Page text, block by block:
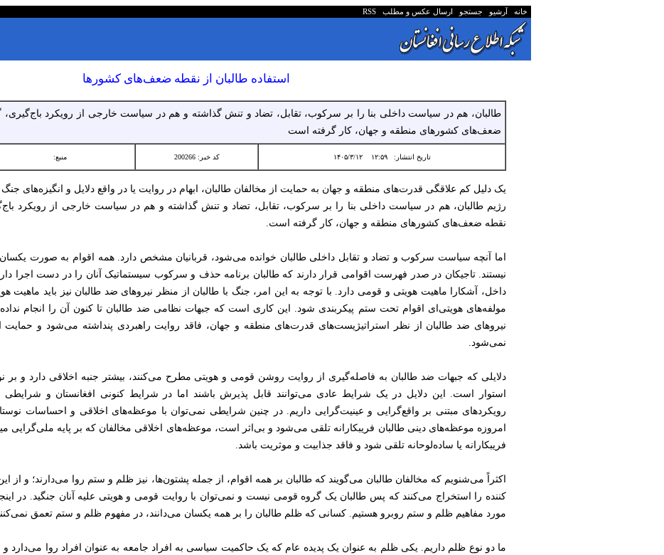
خانه آرشیو جستجو ارسال عکس و مطلب RSS
استفاده طالبان از نقطه ضعف‌های کشورها
طالبان، هم در سیاست داخلی بنا را بر سرکوب، تقابل، تضاد و تنش گذاشته و هم در سیاست خارجی از رویکرد باج‌گیری،
ضعف‌های کشورهای منطقه و جهان، کار گرفته است
تاریخ انتشار:۱۲:۵۹ ۱۴۰۵/۳/۱۲ کد خبر: 200266 منبع:
یک دلیل کم علاقگی قدرت‌های منطقه و جهان به حمایت از مخالفان طالبان، ابهام در روایت یا در واقع دلایل و انگیزه‌های جنگ
رژیم طالبان، هم در سیاست داخلی بنا را بر سرکوب، تقابل، تضاد و تنش گذاشته و هم در سیاست خارجی از رویکرد
نقطه ضعف‌های کشورهای منطقه و جهان، کار گرفته است.
اما آنچه سیاست سرکوب و تضاد و تقابل داخلی طالبان خوانده می‌شود، قربانیان مشخص دارد. همه اقوام به صورت
نیستند. تاجیکان در صدر فهرست اقوامی قرار دارند که طالبان برنامه حذف و سرکوب سیستماتیک آنان را در دست اجرا
داخل، آشکارا ماهیت هویتی و قومی دارد. با توجه به این امر، جنگ با طالبان از منظر نیروهای ضد طالبان نیز باید ماهیت
مولفه‌های هویتی‌ای اقوام تحت ستم پیکربندی شود. این کاری است که جبهات نظامی ضد طالبان تا کنون آن را انجام
نیروهای ضد طالبان از نظر استراتیژیست‌های قدرت‌های منطقه و جهان، فاقد روایت راهبردی پنداشته می‌شود و حمایت
نمی‌شود.
دلایلی که جبهات ضد طالبان به فاصله‌گیری از روایت روشن قومی و هویتی مطرح می‌کنند، بیشتر جنبه اخلاقی دارد و بر
استوار است. این دلایل در یک شرایط عادی می‌توانند قابل پذیرش باشند اما در شرایط کنونی افغانستان و شرایطی
رویکردهای مبتنی بر واقع‌گرایی و عینیت‌گرایی داریم. در چنین شرایطی نمی‌توان با موعظه‌های اخلاقی و احساسات
امروزه موعظه‌های دینی طالبان فریبکارانه تلقی می‌شود و بی‌اثر است، موعظه‌های اخلاقی مخالفان که بر پایه ملی‌گرایی
فریبکارانه یا ساده‌لوحانه تلقی شود و فاقد جذابیت و موثریت باشد.
اکثراً می‌شنویم که مخالفان طالبان می‌گویند که طالبان بر همه اقوام، از جمله پشتون‌ها، نیز ظلم و ستم روا می‌دارند؛ و از
کننده را استخراج می‌کنند که پس طالبان یک گروه قومی نیست و نمی‌توان با روایت قومی و هویتی علیه آنان جنگید. در
مورد مفاهیم ظلم و ستم روبرو هستیم. کسانی که ظلم طالبان را بر همه یکسان می‌دانند، در مفهوم ظلم و ستم تعمق
ما دو نوع ظلم داریم. یکی ظلم به عنوان یک پدیده عام که یک حاکمیت سیاسی به افراد جامعه به عنوان افراد روا می‌دارد